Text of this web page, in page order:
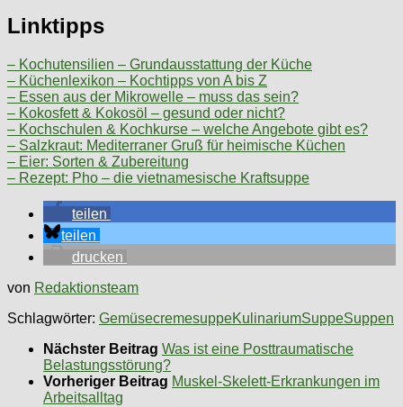
Linktipps
– Kochutensilien – Grundausstattung der Küche
– Küchenlexikon – Kochtipps von A bis Z
– Essen aus der Mikrowelle – muss das sein?
– Kokosfett & Kokosöl – gesund oder nicht?
– Kochschulen & Kochkurse – welche Angebote gibt es?
– Salzkraut: Mediterraner Gruß für heimische Küchen
– Eier: Sorten & Zubereitung
– Rezept: Pho – die vietnamesische Kraftsuppe
teilen
teilen
drucken
von Redaktionsteam
Schlagwörter: GemüsecremesuppeKulinariumSuppeSuppen
Nächster Beitrag Was ist eine Posttraumatische
Belastungsstörung?
Vorheriger Beitrag Muskel-Skelett-Erkrankungen im
Arbeitsalltag